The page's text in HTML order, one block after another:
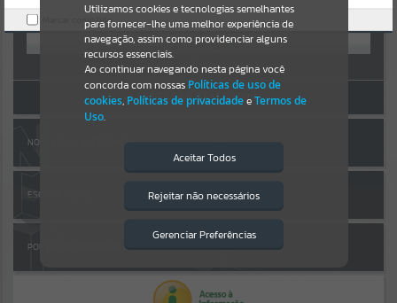
Por favor, aguarde...
SERVIÇOS
PÁGINAS
OU
Cadastre-se|Recuperar Senha
ACESSAR SEM LOGIN
NOTA FISCAL ELETRÔNICA
ESCRITA FISCAL
PORTAL DA TRANSPARÊNCIA
Utilizamos cookies e tecnologias semelhantes
para fornecer-lhe uma melhor experiência de
navegação, assim como providenciar alguns
recursos essenciais.
Ao continuar navegando nesta página você
concorda com nossas Políticas de uso de
cookies, Políticas de privacidadeeTermos de
Uso.
Aceitar Todos
Rejeitar não necessários
Gerenciar Preferências
Isto significa que diversos recursos
providenciados poderão não estar
Marcar como lido.